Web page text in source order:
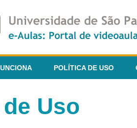
POLÍTICA DE USO
Uso